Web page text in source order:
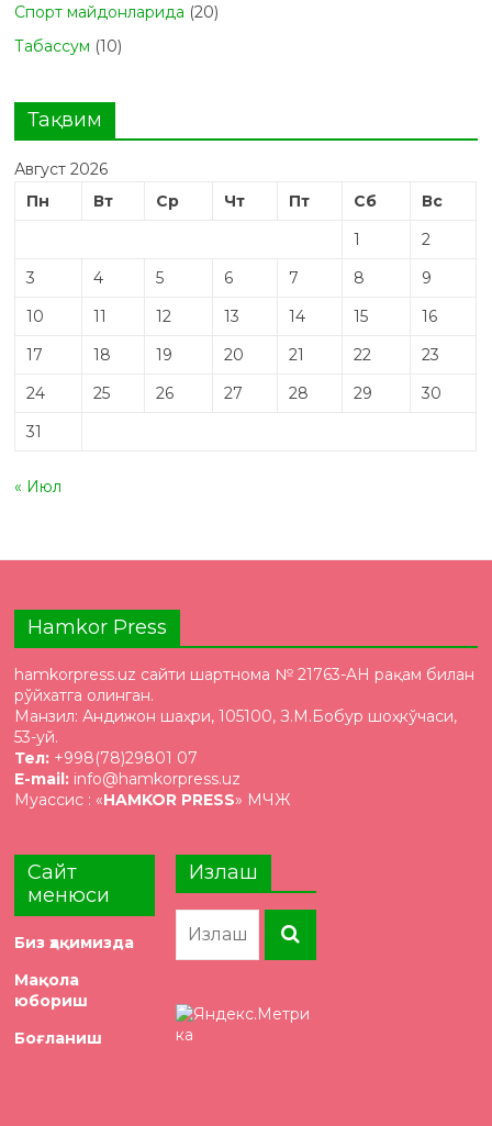
Спорт майдонларида (20)
Табасcум (10)
Тақвим
Август 2026
Пн
Вт Ср Чт Пт Сб
Вс
1
2
3
4 5 6 7 8
9
10
11 12 13 14 15
16
17
18 19 20 21 22
23
24
25 26 27 28 29
30
31
« Июл
Hamkor Press
hamkorpress.uz сайти шартнома № 21763-AH рақам билан
рўйхатга олинган.
Манзил: Андижон шаҳри, 105100, З.М.Бобур шоҳкўчаси,
53-уй.
Тел: +998(78)29801 07
E-mail: info@hamkorpress.uz
Муассис : «HAMKOR PRESS» МЧЖ
Сайт
менюси
Биз ҳақимизда
Мақола
юбориш
Боғланиш
Излаш